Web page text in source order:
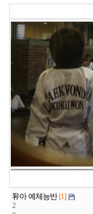
3
2
유아 예체능반 [1]